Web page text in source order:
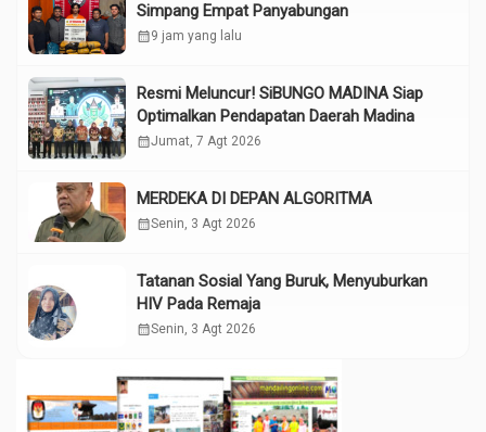
Simpang Empat Panyabungan
calendar_month9 jam yang lalu
Resmi Meluncur! SiBUNGO MADINA Siap
Optimalkan Pendapatan Daerah Madina
calendar_monthJumat, 7 Agt 2026
MERDEKA DI DEPAN ALGORITMA
calendar_monthSenin, 3 Agt 2026
Tatanan Sosial Yang Buruk, Menyuburkan
HIV Pada Remaja
calendar_monthSenin, 3 Agt 2026